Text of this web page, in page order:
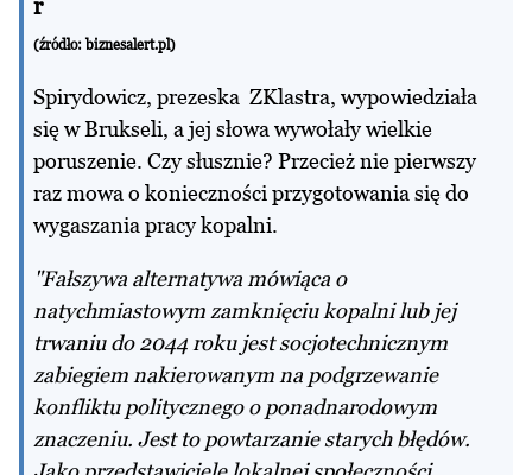
r
(źródło: biznesalert.pl)
Spirydowicz, prezeska ZKlastra, wypowiedziała
się w Brukseli, a jej słowa wywołały wielkie
poruszenie. Czy słusznie? Przecież nie pierwszy
raz mowa o konieczności przygotowania się do
wygaszania pracy kopalni.
"Fałszywa alternatywa mówiąca o
natychmiastowym zamknięciu kopalni lub jej
trwaniu do 2044 roku jest socjotechnicznym
zabiegiem nakierowanym na podgrzewanie
konfliktu politycznego o ponadnarodowym
znaczeniu. Jest to powtarzanie starych błędów.